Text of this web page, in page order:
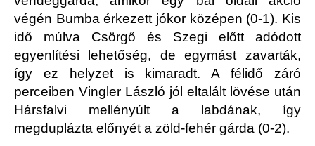
végén Bumba érkezett jókor középen (0-1). Kis
idő múlva Csörgő és Szegi előtt adódott
egyenlítési lehetőség, de egymást zavarták,
így ez helyzet is kimaradt. A félidő záró
perceiben Vingler László jól eltalált lövése után
Hársfalvi mellényúlt a labdának, így
megduplázta előnyét a zöld-fehér gárda (0-2).